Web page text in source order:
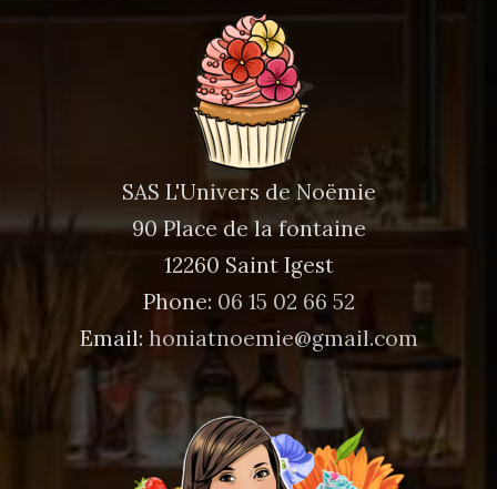
SAS L'Univers de Noëmie
90 Place de la fontaine
12260 Saint Igest
Phone: 06 15 02 66 52
Email: honiatnoemie@gmail.com